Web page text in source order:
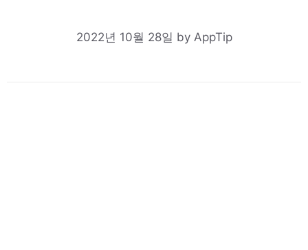
2022년 10월 28일 by AppTip